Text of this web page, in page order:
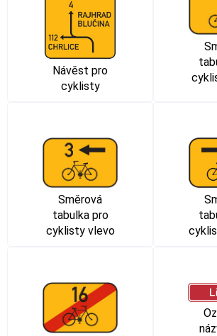
Návěst pro
cyklisty
Směrová
tabulka pro
cyklisty vlevo